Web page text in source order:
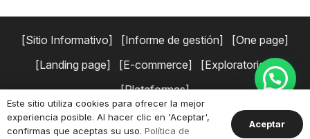
Sitio Informativo Informe de gestión
One page
Landing page
E-commerce
Exploratorios
Plataformas
Copyright © 2026 Simaduse. Políticas de privacidad
Términos y
Este sitio utiliza cookies para ofrecer la mejor
experiencia posible. Al hacer clic en 'Aceptar',
confirmas que aceptas su uso. Política de
Aceptar